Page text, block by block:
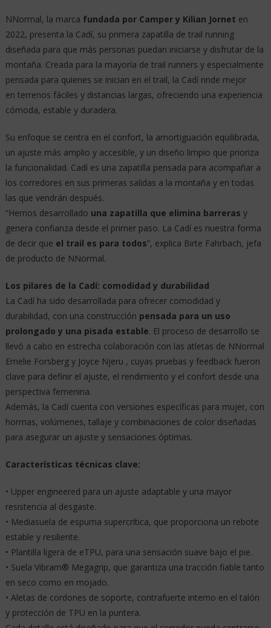
NNormal, la marca fundada por Camper y Kilian Jornet en
2022, presenta la Cadí, su primera zapatilla de trail running
diseñada para que más personas puedan iniciarse y disfrutar de la
montaña. Creada para la mayoría de trail runners y especialmente
pensada para quienes se inician en el trail, la Cadí rinde mejor
en terrenos fáciles y distancias largas, ofreciendo una experiencia
cómoda, estable y duradera.
Su enfoque se centra en el confort, la amortiguación equilibrada,
un ajuste más amplio y accesible, y un diseño limpio que prioriza
la funcionalidad. Cadí es una zapatilla pensada para acompañar a
los corredores en sus primeras salidas a la montaña y en todas
las que vendrán después.
“Hemos desarrollado una zapatilla que elimina barreras y
genera confianza desde el primer paso. La Cadí es nuestra forma
de decir que el trail es para todos”, explica Birte Fahrbach, jefa
de producto de NNormal.
Los pilares de la Cadí: comodidad y durabilidad
La Cadí ha sido desarrollada para ofrecer comodidad y
durabilidad, con una construcción pensada para un uso
prolongado y una pisada estable. El proceso de desarrollo se
llevó a cabo en estrecha colaboración con las atletas de NNormal
Emelie Forsberg y Joyce Njeru , cuyas pruebas y feedback fueron
clave para definir el ajuste, el rendimiento y el confort desde una
perspectiva femenina.
Además, la Cadí cuenta con versiones específicas para mujer, con
hormas, volúmenes, tallaje y combinaciones de color diseñadas
para asegurar un ajuste y sensaciones óptimas.
Características técnicas clave:
• Upper engineered para un ajuste adaptable y una mayor
resistencia al desgaste.
• Mediasuela de espuma supercrítica, que proporciona un rebote
estable y resiliente.
• Plantilla ligera de eTPU, para una sensación suave bajo el pie.
• Suela Vibram® Megagrip, que garantiza una tracción fiable tanto
en seco como en mojado.
• Aletas de cordones de soporte, contrafuerte interno en el talón
y protección de TPU en la puntera.